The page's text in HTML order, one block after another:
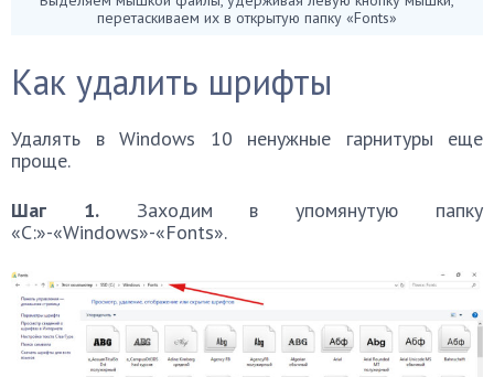
перетаскиваем их в открытую папку «Fonts»
Как удалить шрифты
Удалять в Windows 10 ненужные гарнитуры еще
проще.
Шаг 1.Заходим в упомянутую папку
«C:»-«Windows»-«Fonts».